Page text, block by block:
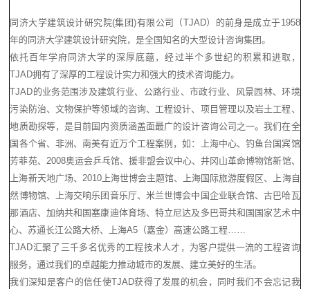
同济大学建筑设计研究院(集团)有限公司（TJAD）的前身是成立于1958
年的同济大学建筑设计研究院，是全国知名的大型设计咨询集团。
依托百年学府同济大学的深厚底蕴，经过半个多世纪的积累和进取，
TJAD拥有了深厚的工程设计实力和强大的技术咨询能力。
TJAD的业务范围涉及建筑行业、公路行业、市政行业、风景园林、环境
污染防治、文物保护等领域的咨询、工程设计、项目管理以及岩土工程、
地质勘探等，是目前国内资质涵盖面最广的设计咨询公司之一。我们在全
国各个省、非洲、南美有近万个工程案例，如：上海中心、钓鱼台国宾馆
芳菲苑、2008奥运会乒乓馆、援非盟会议中心、井冈山革命博物馆新馆、
上海新天地广场、2010上海世博会主题馆、上海国际旅游度假区、上海自
然博物馆、上海交响乐团音乐厅、米兰世博会中国企业联合馆、古巴哈瓦
那酒店、加纳共和国塞康迪体育场、特立尼达及多巴哥共和国国家艺术中
心、苏通长江公路大桥、上海A5（嘉金）高速公路工程……
TJAD汇聚了三千多名优秀的工程技术人才，为客户提供一流的工程咨询
服务，通过我们的卓越能力推动城市的发展、建立美好的生活。
我们深知是客户的信任使TJAD获得了发展的机会，同时我们不会忘记我